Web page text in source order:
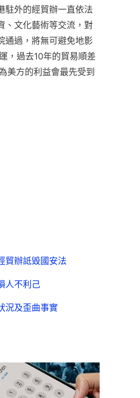
駐外的經貿辦一直依法
、文化藝術等交流，對
通過，將無可避免地影
，過去10年的貿易順差
美方的利益會最先受到
貿辦詆毀國安法
人不利己
況及歪曲事實